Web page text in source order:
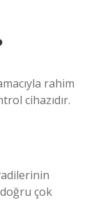
rahim
cihazıdır.
çok